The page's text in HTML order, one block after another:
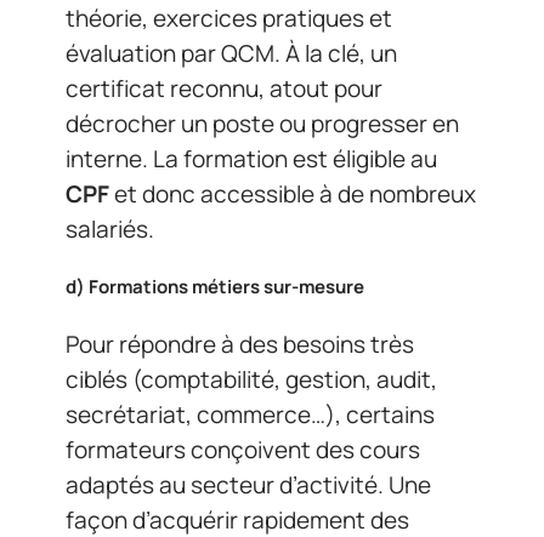
théorie, exercices pratiques et
évaluation par QCM. À la clé, un
certificat reconnu, atout pour
décrocher un poste ou progresser en
interne. La formation est éligible au
CPFet donc accessible à de nombreux
salariés.
d) Formations métiers sur-mesure
Pour répondre à des besoins très
ciblés (comptabilité, gestion, audit,
secrétariat, commerce…), certains
formateurs conçoivent des cours
adaptés au secteur d’activité. Une
façon d’acquérir rapidement des